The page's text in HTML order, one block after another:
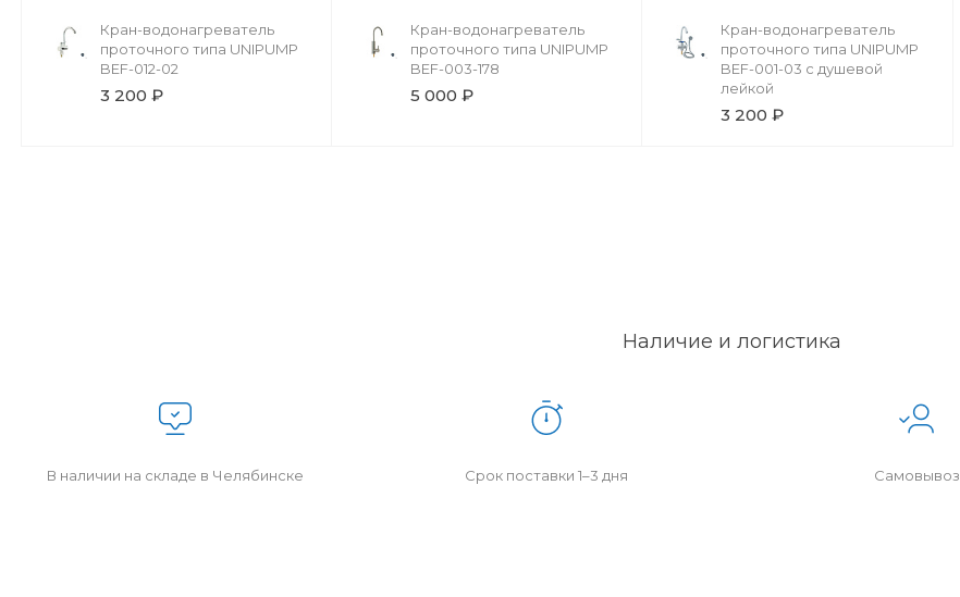
Кран-водонагреватель
проточного типа UNIPUMP
BEF-012-02
3 200 ₽
Кран-водонагреватель
проточного типа UNIPUMP
BEF-003-178
5 000 ₽
Кран-водонагреватель
проточного типа UNIPUMP
BEF-001-03 с душевой
лейкой
3 200 ₽
Наличие и логистика
В наличии на складе в Челябинске Срок поставки 1–3 дня Самовывоз